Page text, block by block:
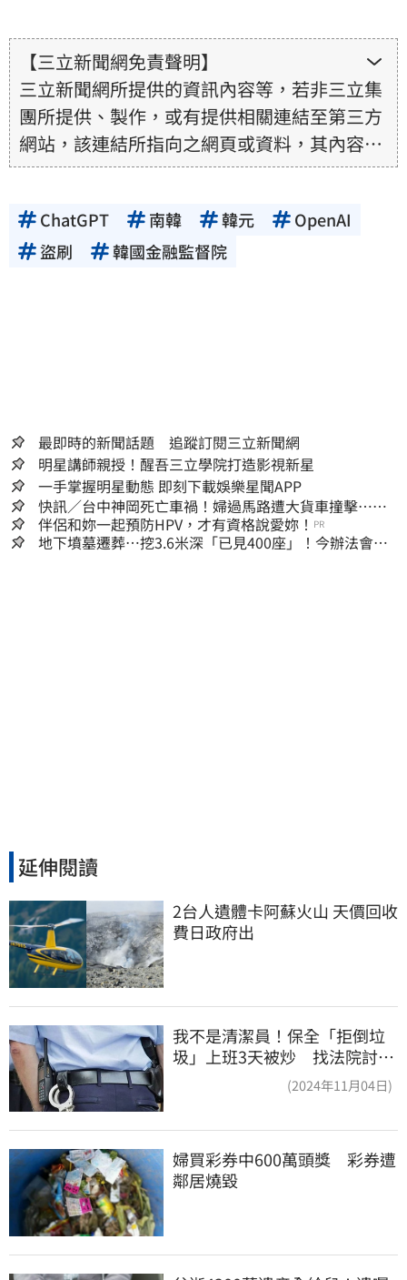
【三立新聞網免責聲明】
三立新聞網所提供的資訊內容等，若非三立集
團所提供、製作，或有提供相關連結至第三方
網站，該連結所指向之網頁或資料，其內容均
為所連結網站提供，相關權利均為該網站、內
其真實性、正確性、即時性、完整性或合法
性。三立新聞網所提供的資訊內容，若其著作
ChatGPT 南韓 韓元
OpenAI
盜刷
韓國金融監督院
最即時的新聞話題 追蹤訂閱三立新聞網
明星講師親授！醒吾三立學院打造影視新星
一手掌握明星動態 即刻下載娛樂星聞APP
快訊／台中神岡死亡車禍！婦過馬路遭大貨車撞擊…下
半身輾碎慘死路口
伴侶和妳一起預防HPV，才有資格說愛妳！ PR
地下墳墓遷葬…挖3.6米深「已見400座」！今辦法會安
延伸閱讀
2台人遺體卡阿蘇火山 天價回收
費日政府出
我不是清潔員！保全「拒倒垃
圾」上班3天被炒 找法院討公
(2024年11月04日)
婦買彩券中600萬頭獎　彩券遭
鄰居燒毀